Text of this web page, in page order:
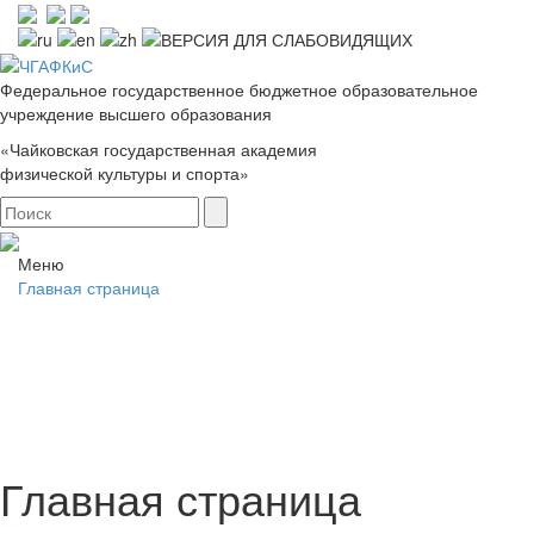
Федеральное государственное бюджетное образовательное
учреждение высшего образования
«Чайковская государственная академия
физической культуры и спорта»
Меню
Главная страница
Главная страница